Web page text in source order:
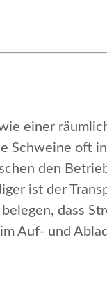
einer
Schweine oft
den
ist der
dass
Auf- und